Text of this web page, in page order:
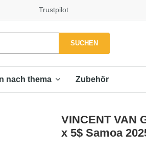
Trustpilot
SUCHEN
nach thema Zubehör
VINCENT VAN
x 5$ Samoa